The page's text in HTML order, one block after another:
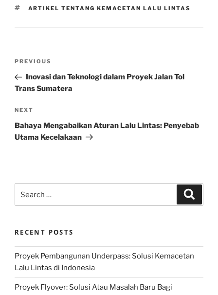
TAGS
ARTIKEL TENTANG KEMACETAN LALU LINTAS
Previous
Post
PREVIOUS
Inovasi dan Teknologi dalam Proyek Jalan Tol
Trans Sumatera
Next
Post
NEXT
Bahaya Mengabaikan Aturan Lalu Lintas: Penyebab
Utama Kecelakaan
for:
RECENT POSTS
Proyek Pembangunan Underpass: Solusi Kemacetan
Lalu Lintas di Indonesia
Proyek Flyover: Solusi Atau Masalah Baru Bagi